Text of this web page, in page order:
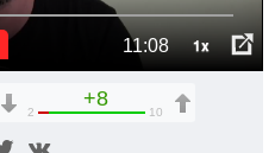
11:08 1x
+8
2 10